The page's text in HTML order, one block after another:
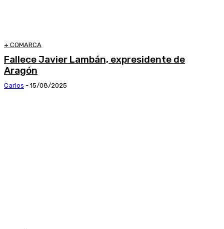
+ COMARCA
Fallece Javier Lambán, expresidente de
Aragón
Carlos - 15/08/2025